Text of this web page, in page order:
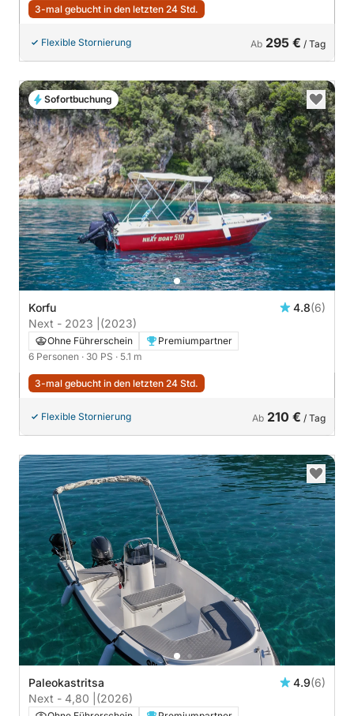
3-mal gebucht in den letzten 24 Std.
Flexible Stornierung Ab 295 € / Tag
Korfu 4.8(6)
Next - 2023 | (2023)
Ohne Führerschein
Premiumpartner
6 Personen · 30 PS · 5.1 m
3-mal gebucht in den letzten 24 Std.
Flexible Stornierung Ab 210 € / Tag
Sofortbuchung
Paleokastritsa 4.9(6)
Next - 4,80 | (2026)